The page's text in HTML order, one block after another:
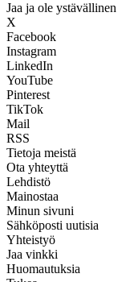
Jaa ja ole ystävällinen
X
Facebook
Instagram
LinkedIn
YouTube
Pinterest
TikTok
Mail
RSS
Tietoja meistä
Ota yhteyttä
Lehdistö
Mainostaa
Minun sivuni
Sähköposti uutisia
Yhteistyö
Jaa vinkki
Huomautuksia